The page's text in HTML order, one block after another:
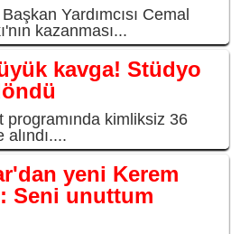
Yardımcısı Cemal
kazanması...
kavga! Stüdyo
programında kimliksiz 36
yeni Kerem
Seni unuttum